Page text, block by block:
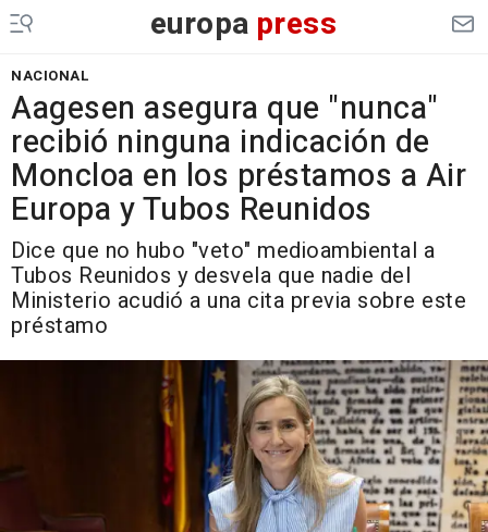
europa press
NACIONAL
Aagesen asegura que "nunca"
recibió ninguna indicación de
Moncloa en los préstamos a Air
Europa y Tubos Reunidos
Dice que no hubo "veto" medioambiental a
Tubos Reunidos y desvela que nadie del
Ministerio acudió a una cita previa sobre este
préstamo